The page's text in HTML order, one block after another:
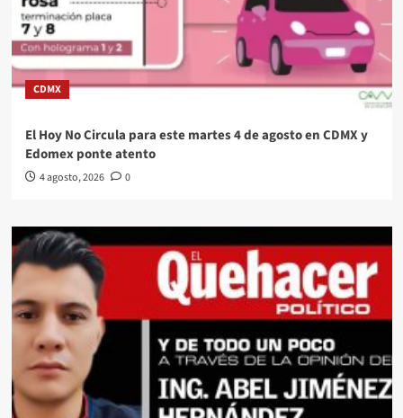
CDMX
El Hoy No Circula para este martes 4 de agosto en CDMX y
Edomex ponte atento
4 agosto, 2026 0